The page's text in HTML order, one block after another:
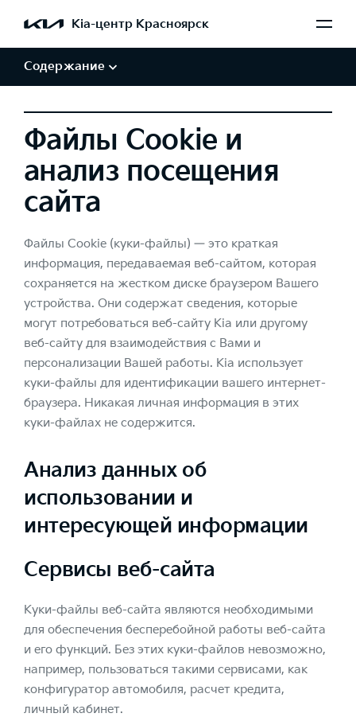
Kia-центр Красноярск
Содержание
Авторские права и товарные знаки
Файлы Cookie и
анализ посещения
сайта
Файлы Cookie (куки-файлы) — это краткая
информация, передаваемая веб-сайтом, которая
сохраняется на жестком диске браузером Вашего
устройства. Они содержат сведения, которые
могут потребоваться веб-сайту Kia или другому
веб-сайту для взаимодействия с Вами и
персонализации Вашей работы. Kia использует
куки-файлы для идентификации вашего интернет-
браузера. Никакая личная информация в этих
куки-файлах не содержится.
Анализ данных об
использовании и
интересующей информации
Сервисы веб-сайта
Куки-файлы веб-сайта являются необходимыми
для обеспечения бесперебойной работы веб-сайта
и его функций. Без этих куки-файлов невозможно,
например, пользоваться такими сервисами, как
конфигуратор автомобиля, расчет кредита,
личный кабинет.